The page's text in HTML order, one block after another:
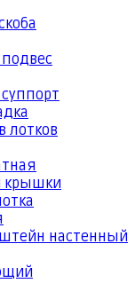
лотков
крышки
настенный